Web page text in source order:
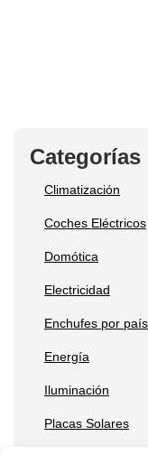
Categorías
Climatización
Coches Eléctricos
Domótica
Electricidad
Enchufes por
Energía
Iluminación
Placas Solares